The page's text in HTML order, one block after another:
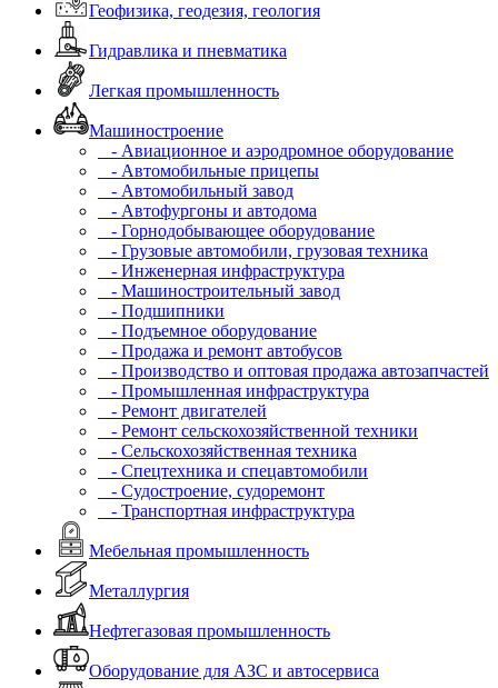
Геофизика, геодезия, геология
Гидравлика и пневматика
Легкая промышленность
Машиностроение
- Авиационное и аэродромное оборудование
- Автомобильные прицепы
- Автомобильный завод
- Автофургоны и автодома
- Горнодобывающее оборудование
- Грузовые автомобили, грузовая техника
- Инженерная инфраструктура
- Машиностроительный завод
- Подшипники
- Подъемное оборудование
- Продажа и ремонт автобусов
- Производство и оптовая продажа автозапчастей
- Промышленная инфраструктура
- Ремонт двигателей
- Ремонт сельскохозяйственной техники
- Сельскохозяйственная техника
- Спецтехника и спецавтомобили
- Судостроение, судоремонт
- Транспортная инфраструктура
Мебельная промышленность
Металлургия
Нефтегазовая промышленность
Оборудование для АЗС и автосервиса